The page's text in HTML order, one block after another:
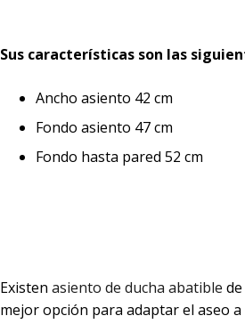
Sus características son las
Ancho asiento 42 cm
Fondo asiento 47 cm
Fondo hasta pared 52 cm
Existen asiento de ducha abatible
mejor opción para adaptar el aseo